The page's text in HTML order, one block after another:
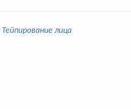
Тейпирование лица